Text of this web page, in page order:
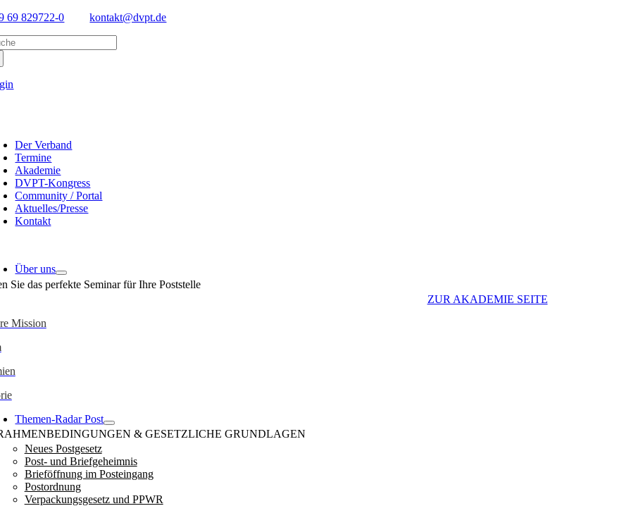
Skip
content
69 829722-0
kontakt@dvpt.de
Der Verband
Termine
Akademie
DVPT-Kongress
Community / Portal
Aktuelles/Presse
Kontakt
Über uns
Sie das perfekte Seminar für Ihre Poststelle
ZUR AKADEMIE SEITE
Mission
Themen-Radar Post
& GESETZLICHE GRUNDLAGEN
Neues Postgesetz
Post- und Briefgeheimnis
Brieföffnung im Posteingang
Postordnung
Verpackungsgesetz und PPWR